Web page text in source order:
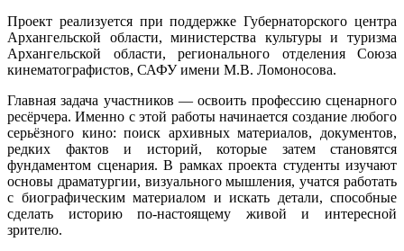
Проект реализуется при поддержке Губернаторского центра
Архангельской области, министерства культуры и туризма
Архангельской области, регионального отделения Союза
кинематографистов, САФУ имени М.В. Ломоносова.
Главная задача участников — освоить профессию сценарного
ресёрчера. Именно с этой работы начинается создание любого
серьёзного кино: поиск архивных материалов, документов,
редких фактов и историй, которые затем становятся
фундаментом сценария. В рамках проекта студенты изучают
основы драматургии, визуального мышления, учатся работать
с биографическим материалом и искать детали, способные
сделать историю по-настоящему живой и интересной
зрителю.